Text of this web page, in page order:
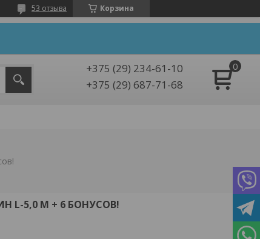
Корзина
53 отзыва
+375 (29) 234-61-10
+375 (29) 687-71-68
L-5,0 М + 6 БОНУСОВ!